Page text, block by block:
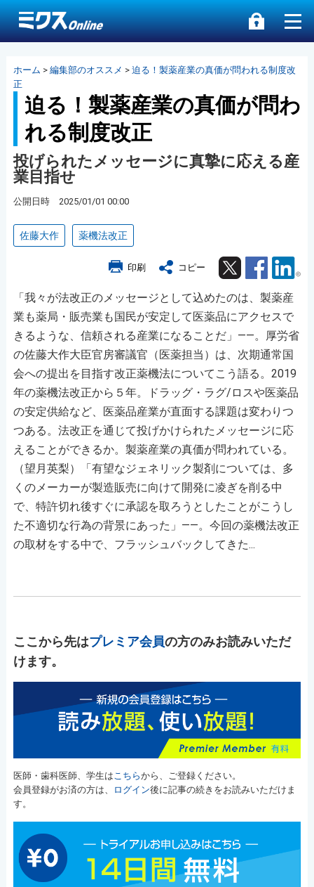
ホーム > 編集部のオススメ > 迫る！製薬産業の真価が問われる制度改
正
迫る！製薬産業の真価が問わ
れる制度改正
投げられたメッセージに真摯に応える産
業目指せ
公開日時 2025/01/01 00:00
佐藤大作 薬機法改正
印刷 コピー Twitter Facebook
「我々が法改正のメッセージとして込めたのは、製薬産
業も薬局・販売業も国民が安定して医薬品にアクセスで
きるような、信頼される産業になることだ」――。厚労省
の佐藤大作大臣官房審議官（医薬担当）は、次期通常国
会への提出を目指す改正薬機法についてこう語る。2019
年の薬機法改正から５年。ドラッグ・ラグ/ロスや医薬品
の安定供給など、医薬品産業が直面する課題は変わりつ
つある。法改正を通じて投げかけられたメッセージに応
えることができるか。製薬産業の真価が問われている。
（望月英梨）「有望なジェネリック製剤については、多
くのメーカーが製造販売に向けて開発に凌ぎを削る中
で、特許切れ後すぐに承認を取ろうとしたことがこうし
た不適切な行為の背景にあった」――。今回の薬機法改正
の取材をする中で、フラッシュバックしてきた...
ここから先はプレミア会員の方のみお読みいただ
けます。
医師・歯科医師、学生は こちらから、ご登録ください。
会員登録がお済の方は、
ログイン後に記事の続きをお読みいただけま
す。